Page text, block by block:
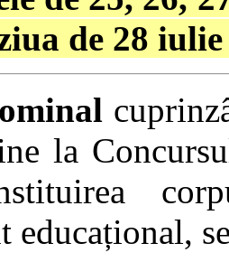
de 28
la
educațional,